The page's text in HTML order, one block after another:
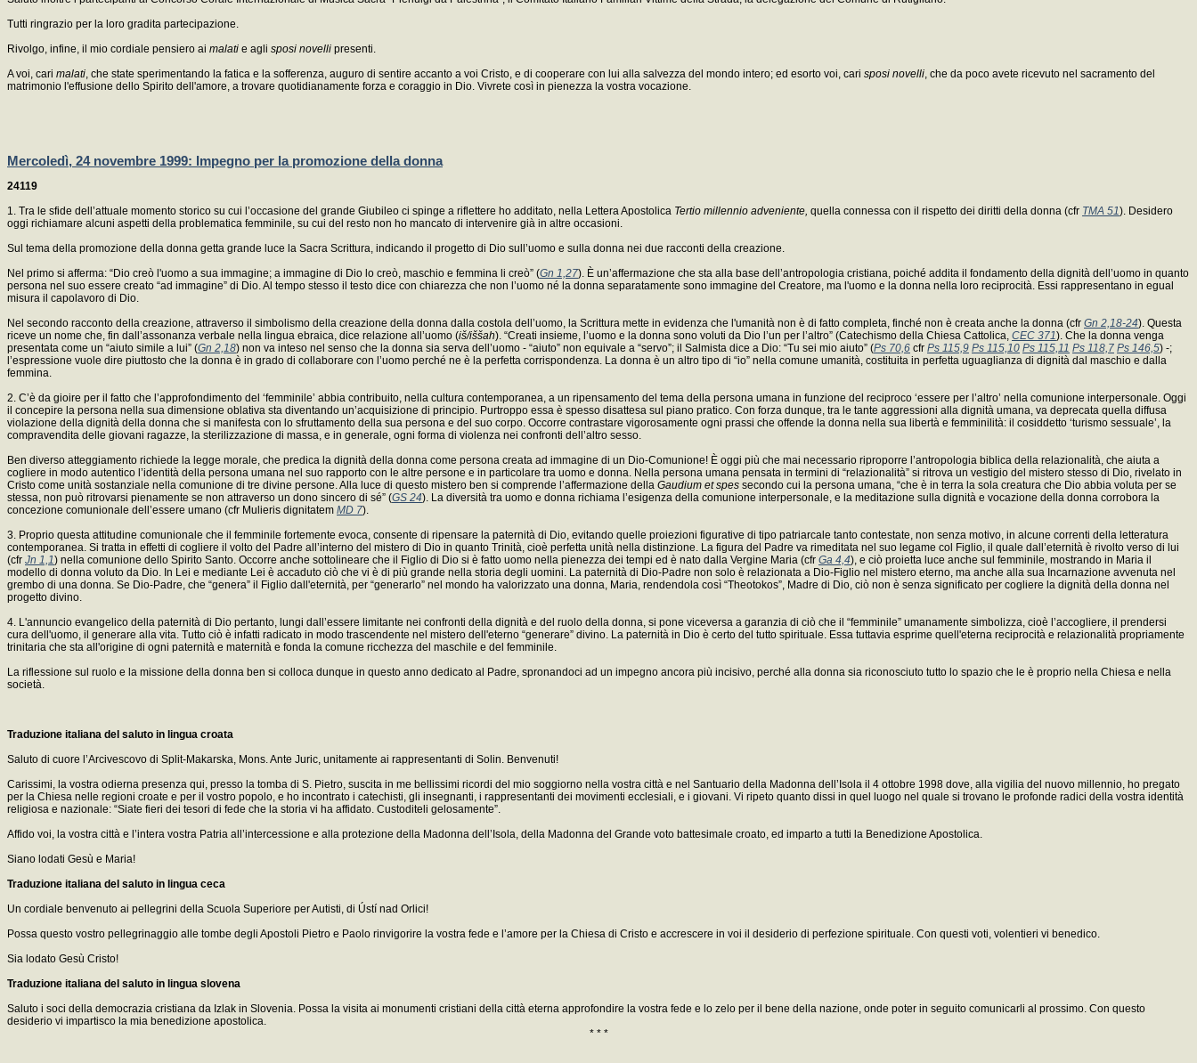
Tutti ringrazio per la loro gradita partecipazione.
Rivolgo, infine, il mio cordiale pensiero ai malati e agli sposi novelli presenti.
A voi, cari malati, che state sperimentando la fatica e la sofferenza, auguro di sentire accanto a voi Cristo, e di cooperare con lui alla salvezza del mondo intero; ed esorto voi, cari sposi novelli, che da poco avete ricevuto nel sacramento del
matrimonio l'effusione dello Spirito dell'amore, a trovare quotidianamente forza e coraggio in Dio. Vivrete così in pienezza la vostra vocazione.
Mercoledì, 24 novembre 1999: Impegno per la promozione della donna
24119
1. Tra le sfide dell’attuale momento storico su cui l’occasione del grande Giubileo ci spinge a riflettere ho additato, nella Lettera Apostolica Tertio millennio adveniente, quella connessa con il rispetto dei diritti della donna (cfr TMA 51). Desidero
oggi richiamare alcuni aspetti della problematica femminile, su cui del resto non ho mancato di intervenire già in altre occasioni.
Sul tema della promozione della donna getta grande luce la Sacra Scrittura, indicando il progetto di Dio sull’uomo e sulla donna nei due racconti della creazione.
Nel primo si afferma: “Dio creò l'uomo a sua immagine; a immagine di Dio lo creò, maschio e femmina li creò” (Gn 1,27). È un’affermazione che sta alla base dell’antropologia cristiana, poiché addita il fondamento della dignità dell’uomo in quanto
persona nel suo essere creato “ad immagine” di Dio. Al tempo stesso il testo dice con chiarezza che non l’uomo né la donna separatamente sono immagine del Creatore, ma l'uomo e la donna nella loro reciprocità. Essi rappresentano in egual
misura il capolavoro di Dio.
Nel secondo racconto della creazione, attraverso il simbolismo della creazione della donna dalla costola dell’uomo, la Scrittura mette in evidenza che l'umanità non è di fatto completa, finché non è creata anche la donna (cfr Gn 2,18-24). Questa
riceve un nome che, fin dall’assonanza verbale nella lingua ebraica, dice relazione all’uomo (iš/iššah). “Creati insieme, l’uomo e la donna sono voluti da Dio l’un per l’altro” (Catechismo della Chiesa Cattolica, CEC 371). Che la donna venga
presentata come un “aiuto simile a lui” (Gn 2,18) non va inteso nel senso che la donna sia serva dell’uomo - “aiuto” non equivale a “servo”; il Salmista dice a Dio: “Tu sei mio aiuto” (Ps 70,6 cfr Ps 115,9 Ps 115,10 Ps 115,11 Ps 118,7 Ps 146,5) -;
l’espressione vuole dire piuttosto che la donna è in grado di collaborare con l’uomo perché ne è la perfetta corrispondenza. La donna è un altro tipo di “io” nella comune umanità, costituita in perfetta uguaglianza di dignità dal maschio e dalla
femmina.
2. C’è da gioire per il fatto che l’approfondimento del ‘femminile’ abbia contribuito, nella cultura contemporanea, a un ripensamento del tema della persona umana in funzione del reciproco ‘essere per l’altro’ nella comunione interpersonale. Oggi
il concepire la persona nella sua dimensione oblativa sta diventando un’acquisizione di principio. Purtroppo essa è spesso disattesa sul piano pratico. Con forza dunque, tra le tante aggressioni alla dignità umana, va deprecata quella diffusa
violazione della dignità della donna che si manifesta con lo sfruttamento della sua persona e del suo corpo. Occorre contrastare vigorosamente ogni prassi che offende la donna nella sua libertà e femminilità: il cosiddetto ‘turismo sessuale’, la
compravendita delle giovani ragazze, la sterilizzazione di massa, e in generale, ogni forma di violenza nei confronti dell’altro sesso.
Ben diverso atteggiamento richiede la legge morale, che predica la dignità della donna come persona creata ad immagine di un Dio-Comunione! È oggi più che mai necessario riproporre l’antropologia biblica della relazionalità, che aiuta a
cogliere in modo autentico l’identità della persona umana nel suo rapporto con le altre persone e in particolare tra uomo e donna. Nella persona umana pensata in termini di “relazionalità” si ritrova un vestigio del mistero stesso di Dio, rivelato in
Cristo come unità sostanziale nella comunione di tre divine persone. Alla luce di questo mistero ben si comprende l’affermazione della Gaudium et spes secondo cui la persona umana, “che è in terra la sola creatura che Dio abbia voluta per se
stessa, non può ritrovarsi pienamente se non attraverso un dono sincero di sé” (GS 24). La diversità tra uomo e donna richiama l’esigenza della comunione interpersonale, e la meditazione sulla dignità e vocazione della donna corrobora la
concezione comunionale dell’essere umano (cfr Mulieris dignitatem MD 7).
3. Proprio questa attitudine comunionale che il femminile fortemente evoca, consente di ripensare la paternità di Dio, evitando quelle proiezioni figurative di tipo patriarcale tanto contestate, non senza motivo, in alcune correnti della letteratura
contemporanea. Si tratta in effetti di cogliere il volto del Padre all’interno del mistero di Dio in quanto Trinità, cioè perfetta unità nella distinzione. La figura del Padre va rimeditata nel suo legame col Figlio, il quale dall’eternità è rivolto verso di lui
(cfr Jn 1,1) nella comunione dello Spirito Santo. Occorre anche sottolineare che il Figlio di Dio si è fatto uomo nella pienezza dei tempi ed è nato dalla Vergine Maria (cfr Ga 4,4), e ciò proietta luce anche sul femminile, mostrando in Maria il
modello di donna voluto da Dio. In Lei e mediante Lei è accaduto ciò che vi è di più grande nella storia degli uomini. La paternità di Dio-Padre non solo è relazionata a Dio-Figlio nel mistero eterno, ma anche alla sua Incarnazione avvenuta nel
grembo di una donna. Se Dio-Padre, che “genera” il Figlio dall'eternità, per “generarlo” nel mondo ha valorizzato una donna, Maria, rendendola così “Theotokos”, Madre di Dio, ciò non è senza significato per cogliere la dignità della donna nel
progetto divino.
4. L'annuncio evangelico della paternità di Dio pertanto, lungi dall’essere limitante nei confronti della dignità e del ruolo della donna, si pone viceversa a garanzia di ciò che il “femminile” umanamente simbolizza, cioè l’accogliere, il prendersi
cura dell'uomo, il generare alla vita. Tutto ciò è infatti radicato in modo trascendente nel mistero dell'eterno “generare” divino. La paternità in Dio è certo del tutto spirituale. Essa tuttavia esprime quell'eterna reciprocità e relazionalità propriamente
trinitaria che sta all'origine di ogni paternità e maternità e fonda la comune ricchezza del maschile e del femminile.
La riflessione sul ruolo e la missione della donna ben si colloca dunque in questo anno dedicato al Padre, spronandoci ad un impegno ancora più incisivo, perché alla donna sia riconosciuto tutto lo spazio che le è proprio nella Chiesa e nella
società.
Traduzione italiana del saluto in lingua croata
Saluto di cuore l’Arcivescovo di Split-Makarska, Mons. Ante Juric, unitamente ai rappresentanti di Solin. Benvenuti!
Carissimi, la vostra odierna presenza qui, presso la tomba di S. Pietro, suscita in me bellissimi ricordi del mio soggiorno nella vostra città e nel Santuario della Madonna dell’Isola il 4 ottobre 1998 dove, alla vigilia del nuovo millennio, ho pregato
per la Chiesa nelle regioni croate e per il vostro popolo, e ho incontrato i catechisti, gli insegnanti, i rappresentanti dei movimenti ecclesiali, e i giovani. Vi ripeto quanto dissi in quel luogo nel quale si trovano le profonde radici della vostra identità
religiosa e nazionale: “Siate fieri dei tesori di fede che la storia vi ha affidato. Custoditeli gelosamente”.
Affido voi, la vostra città e l’intera vostra Patria all’intercessione e alla protezione della Madonna dell’Isola, della Madonna del Grande voto battesimale croato, ed imparto a tutti la Benedizione Apostolica.
Siano lodati Gesù e Maria!
Traduzione italiana del saluto in lingua ceca
Un cordiale benvenuto ai pellegrini della Scuola Superiore per Autisti, di Ústí nad Orlici!
Possa questo vostro pellegrinaggio alle tombe degli Apostoli Pietro e Paolo rinvigorire la vostra fede e l’amore per la Chiesa di Cristo e accrescere in voi il desiderio di perfezione spirituale. Con questi voti, volentieri vi benedico.
Sia lodato Gesù Cristo!
Traduzione italiana del saluto in lingua slovena
Saluto i soci della democrazia cristiana da Izlak in Slovenia. Possa la visita ai monumenti cristiani della città eterna approfondire la vostra fede e lo zelo per il bene della nazione, onde poter in seguito comunicarli al prossimo. Con questo
desiderio vi impartisco la mia benedizione apostolica.
* * *